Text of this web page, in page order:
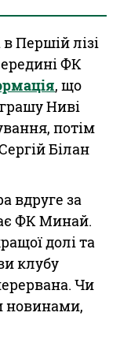
Першій лізі
ФК
, що
Ниві
потім
Білан
вдруге за
ФК Минай.
долі та
клубу
Чи
новинами,